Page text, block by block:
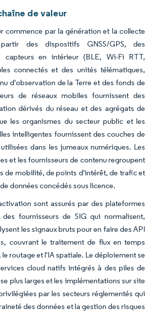
de valeur
commence par la génération et la collecte
des dispositifs GNSS/GPS, des
capteurs en intérieur (BLE, Wi-Fi RTT,
connectés et des unités télématiques,
d'observation de la Terre et des fonds de
de réseaux mobiles fournissent des
dérivés du réseau et des agrégats de
les organismes du secteur public et les
intelligentes fournissent des couches de
dans les jumeaux numériques. Les
et les fournisseurs de contenu regroupent
de mobilité, de points d'intérêt, de trafic et
données concédés sous licence.
sont assurés par des plateformes
fournisseurs de SIG qui normalisent,
les signaux bruts pour en faire des API
couvrant le traitement de flux en temps
routage et l'IA spatiale. Le déploiement se
cloud natifs intégrés à des piles de
plus larges et les implémentations sur site
par les secteurs réglementés qui
des données et la gestion des risques